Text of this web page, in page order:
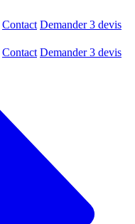
Contact Demander 3 devis
Contact Demander 3 devis